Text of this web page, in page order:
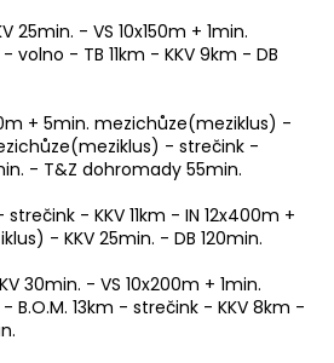
25min. - VS 10x150m + 1min.
- TB 11km - KKV 9km - DB
+ 5min. mezichůze(meziklus) -
- strečink -
- T&Z dohromady 55min.
strečink - KKV 11km - IN 12x400m +
- KKV 25min. - DB 120min.
30min. - VS 10x200m + 1min.
13km - strečink - KKV 8km -